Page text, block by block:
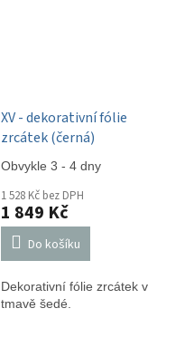
XV - dekorativní fólie
zrcátek (černá)
Obvykle 3 - 4 dny
1 528 Kč bez DPH
1 849 Kč
Do košíku
Dekorativní fólie zrcátek v
tmavě šedé.